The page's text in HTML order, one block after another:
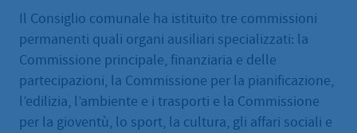
Il Consiglio comunale ha istituito tre commissioni
permanenti quali organi ausiliari specializzati: la
Commissione principale, finanziaria e delle
partecipazioni, la Commissione per la pianificazione,
l’edilizia, l’ambiente e i trasporti e la Commissione
per la gioventù, lo sport, la cultura, gli affari sociali e